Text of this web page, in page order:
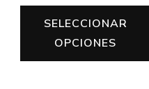
SELECCIONAR
OPCIONES